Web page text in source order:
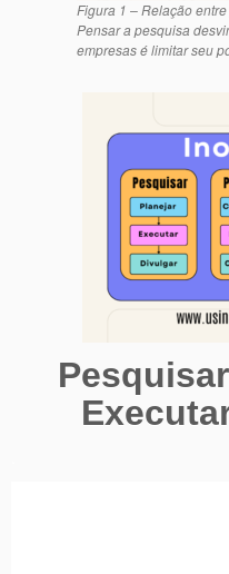
Figura 1 – Relação
Pensar a pesquisa
empresas é limitar seu